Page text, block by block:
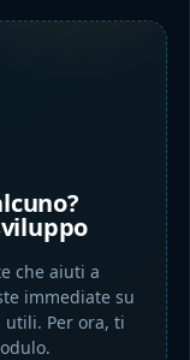
che aiuti a
immediate su
Per ora, ti